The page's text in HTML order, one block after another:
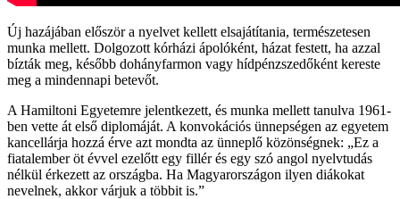
Új hazájában először a nyelvet kellett elsajátítania, természetesen
munka mellett. Dolgozott kórházi ápolóként, házat festett, ha azzal
bízták meg, később dohányfarmon vagy hídpénzszedőként kereste
meg a mindennapi betevőt.
A Hamiltoni Egyetemre jelentkezett, és munka mellett tanulva 1961-
ben vette át első diplomáját. A konvokációs ünnepségen az egyetem
kancellárja hozzá érve azt mondta az ünneplő közönségnek: „Ez a
fiatalember öt évvel ezelőtt egy fillér és egy szó angol nyelvtudás
nélkül érkezett az országba. Ha Magyarországon ilyen diákokat
nevelnek, akkor várjuk a többit is.”